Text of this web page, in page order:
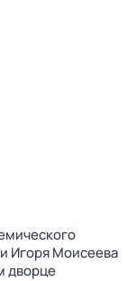
Игоря Моисеева
дворце